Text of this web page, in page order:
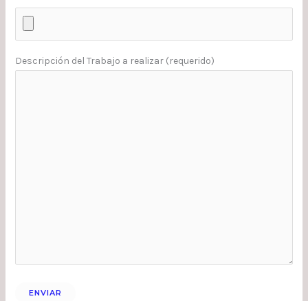
Descripción del Trabajo a realizar (requerido)